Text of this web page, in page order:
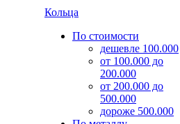
Кольца
По стоимости
дешевле 100.000
от 100.000 до
200.000
от 200.000 до
500.000
дороже 500.000